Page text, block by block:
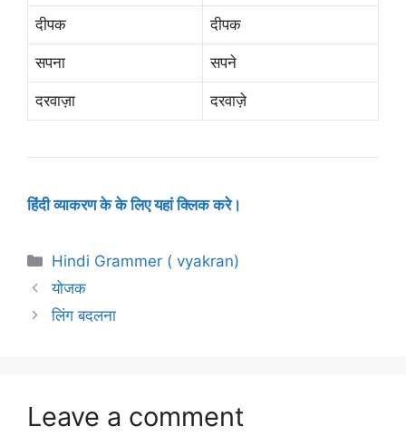
दीपक दीपक
सपना सपने
दरवाज़ा दरवाज़े
हिंदी व्याकरण के के लिए यहां क्लिक करे।
Hindi Grammer ( vyakran)
योजक
लिंग बदलना
Leave a comment